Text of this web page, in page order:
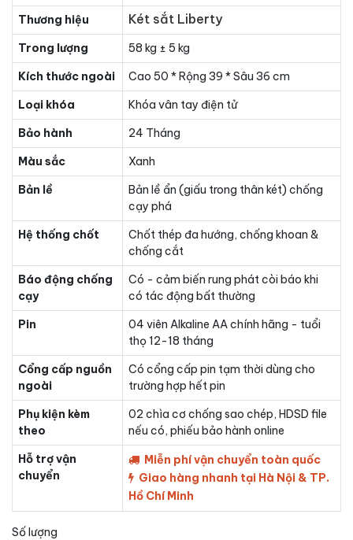
Thương hiệu Két sắt Liberty
Trong lượng
58 kg ± 5 kg
Kích thước ngoài
Cao 50 * Rộng 39 * Sâu 36 cm
Loại khóa
Khóa vân tay điện tử
Bảo hành
24 Tháng
Màu sắc
Xanh
Bản lề
Bản lề ẩn (giấu trong thân két) chống
cạy phá
Hệ thống chốt
Chốt thép đa hướng, chống khoan &
chống cắt
Báo động chống
cạy
Có - cảm biến rung phát còi báo khi
có tác động bất thường
Pin
04 viên Alkaline AA chính hãng - tuổi
thọ 12-18 tháng
Cổng cấp nguồn
ngoài
Có cổng cấp pin tạm thời dùng cho
trường hợp hết pin
Phụ kiện kèm
theo
02 chìa cơ chống sao chép, HDSD file
nếu có, phiếu bảo hành online
Hỗ trợ vận
chuyển
Miễn phí vận chuyển toàn quốc
Giao hàng nhanh tại Hà Nội & TP.
Hồ Chí Minh
Số lượng